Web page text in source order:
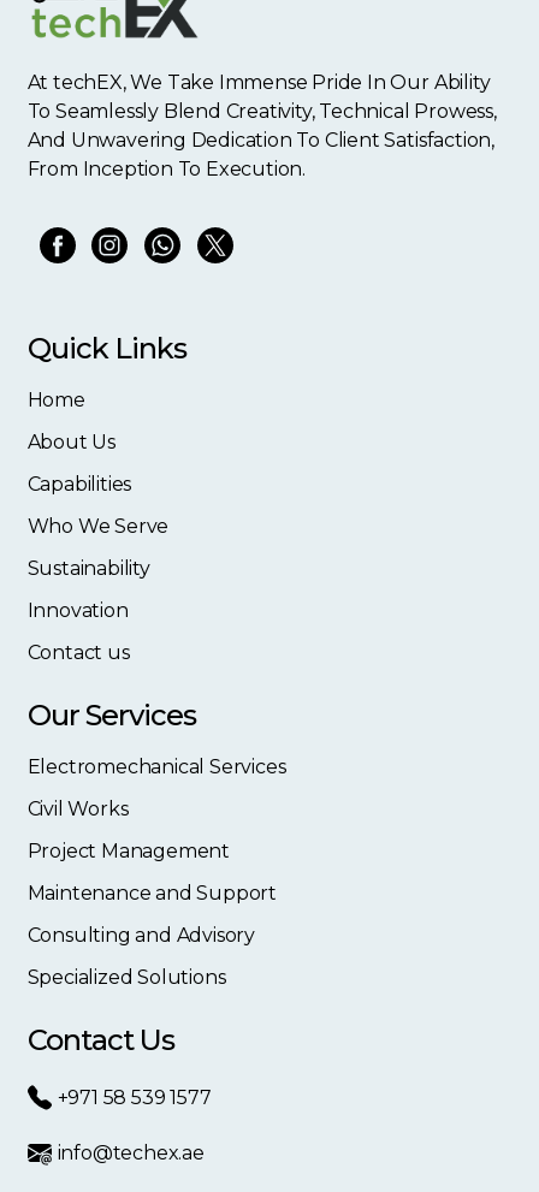
At techEX, We Take Immense Pride In Our Ability
To Seamlessly Blend Creativity, Technical Prowess,
And Unwavering Dedication To Client Satisfaction,
From Inception To Execution.
Quick Links
Home
About Us
Capabilities
Who We Serve
Sustainability
Innovation
Contact us
Our Services
Electromechanical Services
Civil Works
Project Management
Maintenance and Support
Consulting and Advisory
Specialized Solutions
Contact Us
+971 58 539 1577
info@techex.ae